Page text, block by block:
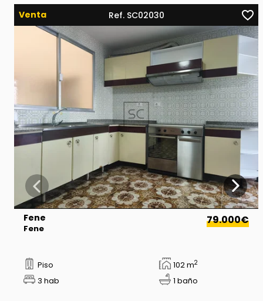
Venta Ref. SC02030
Fene
Fene
79.000€
Piso 102 m2
3 hab 1 baño